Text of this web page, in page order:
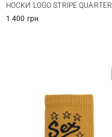
НОСКИ LOGO STRIPE QUARTER
1 400 грн